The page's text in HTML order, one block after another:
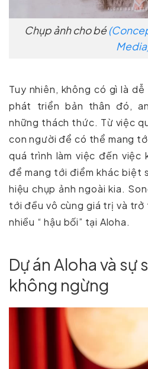
Chụp ảnh cho bé
Tuy nhiên, không có gì là
phát triển bản thân đó,
những thách thức. Từ việc
con người để có thể mang
quá trình làm việc đến việc
để mang tới điểm khác biệt
hiệu chụp ảnh ngoài kia.
tới đều vô cùng giá trị và
nhiều “ hậu bối” tại Aloha.
Dự án Aloha và sự
không ngừng